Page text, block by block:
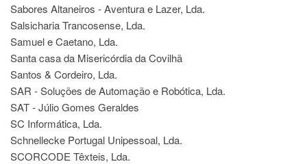
Sabores Altaneiros - Aventura e Lazer, Lda.
Salsicharia Trancosense, Lda.
Samuel e Caetano, Lda.
Santa casa da Misericórdia da Covilhã
Santos & Cordeiro, Lda.
SAR - Soluções de Automação e Robótica, Lda.
SAT - Júlio Gomes Geraldes
SC Informática, Lda.
Schnellecke Portugal Unipessoal, Lda.
SCORCODE Têxteis, Lda.